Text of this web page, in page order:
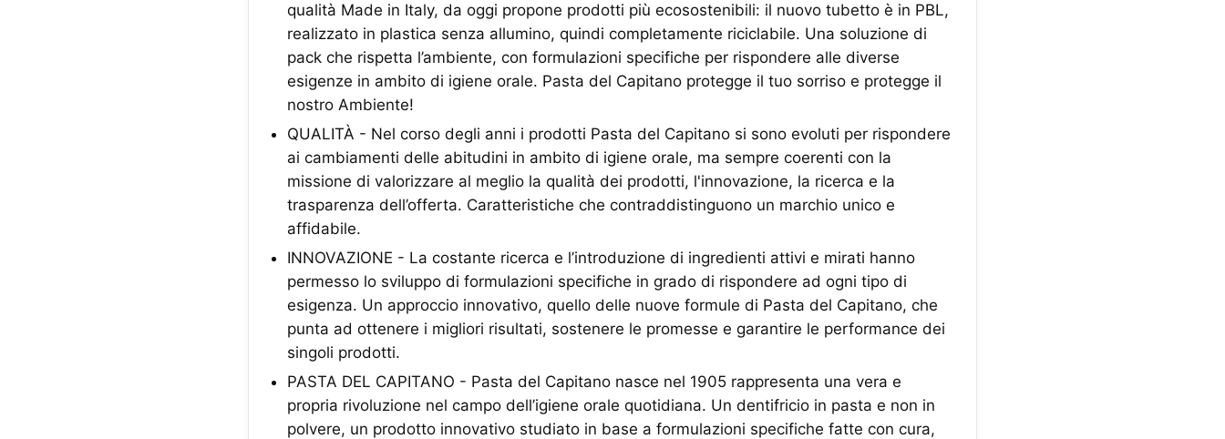
qualità Made in Italy, da oggi propone prodotti più ecosostenibili: il nuovo tubetto è in PBL,
realizzato in plastica senza allumino, quindi completamente riciclabile. Una soluzione di
pack che rispetta l’ambiente, con formulazioni specifiche per rispondere alle diverse
esigenze in ambito di igiene orale. Pasta del Capitano protegge il tuo sorriso e protegge il
nostro Ambiente!
QUALITÀ - Nel corso degli anni i prodotti Pasta del Capitano si sono evoluti per rispondere
ai cambiamenti delle abitudini in ambito di igiene orale, ma sempre coerenti con la
missione di valorizzare al meglio la qualità dei prodotti, l'innovazione, la ricerca e la
trasparenza dell’offerta. Caratteristiche che contraddistinguono un marchio unico e
affidabile.
INNOVAZIONE - La costante ricerca e l’introduzione di ingredienti attivi e mirati hanno
permesso lo sviluppo di formulazioni specifiche in grado di rispondere ad ogni tipo di
esigenza. Un approccio innovativo, quello delle nuove formule di Pasta del Capitano, che
punta ad ottenere i migliori risultati, sostenere le promesse e garantire le performance dei
singoli prodotti.
PASTA DEL CAPITANO - Pasta del Capitano nasce nel 1905 rappresenta una vera e
propria rivoluzione nel campo dell’igiene orale quotidiana. Un dentifricio in pasta e non in
polvere, un prodotto innovativo studiato in base a formulazioni specifiche fatte con cura,